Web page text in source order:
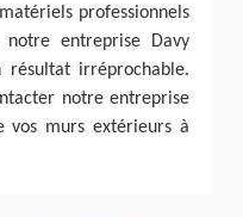
professionnels
entreprise Davy
résultat irréprochable.
notre entreprise
vos murs extérieurs à